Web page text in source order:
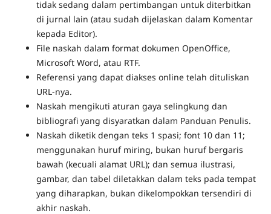
tidak sedang dalam pertimbangan untuk diterbitkan
di jurnal lain (atau sudah dijelaskan dalam Komentar
kepada Editor).
File naskah dalam format dokumen OpenOffice,
Microsoft Word, atau RTF.
Referensi yang dapat diakses online telah dituliskan
URL-nya.
Naskah mengikuti aturan gaya selingkung dan
bibliografi yang disyaratkan dalam Panduan Penulis.
Naskah diketik dengan teks 1 spasi; font 10 dan 11;
menggunakan huruf miring, bukan huruf bergaris
bawah (kecuali alamat URL); dan semua ilustrasi,
gambar, dan tabel diletakkan dalam teks pada tempat
yang diharapkan, bukan dikelompokkan tersendiri di
akhir naskah.